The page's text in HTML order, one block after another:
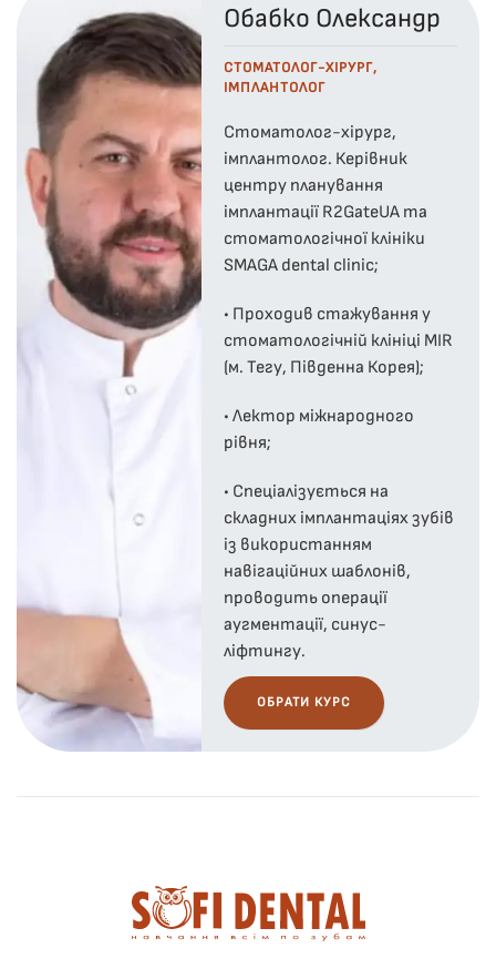
Обабко Олександр
СТОМАТОЛОГ-ХІРУРГ,
ІМПЛАНТОЛОГ
Стоматолог-хірург,
імплантолог. Керівник
центру планування
імплантації R2GateUA та
стоматологічної клініки
SMAGA dental clinic;
• Проходив стажування у
стоматологічній клініці MIR
(м. Тегу, Південна Корея);
• Лектор міжнародного
рівня;
• Спеціалізується на
складних імплантаціях зубів
із використанням
навігаційних шаблонів,
проводить операції
аугментації, синус-
ліфтингу.
ОБРАТИ КУРС